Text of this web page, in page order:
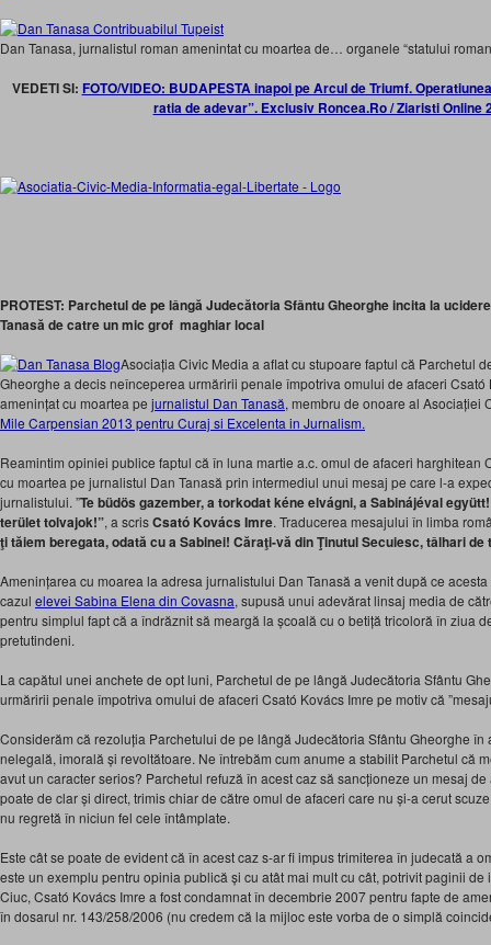
Dan Tanasa, jurnalistul roman amenintat cu moartea de… organele “statului
VEDETI SI: FOTO/VIDEO: BUDAPESTA inapoi pe Arcul de Triumf.
ratia de adevar”. Exclusiv Roncea.Ro / Ziaristi Online
PROTEST: Parchetul de pe lângă Judecătoria Sfântu Gheorghe incita la
Tanasă de catre un mic grof maghiar local
Asociația Civic Media a aflat cu stupoare faptul că Parchetul
Gheorghe a decis neînceperea urmăririi penale împotriva omului de afaceri Csató
amenințat cu moartea pe jurnalistul Dan Tanasă, membru de onoare al Asociației
Mile Carpensian 2013 pentru Curaj si Excelenta in Jurnalism.
Reamintim opiniei publice faptul că în luna martie a.c. omul de afaceri harghitean
cu moartea pe jurnalistul Dan Tanasă prin intermediul unui mesaj pe care l-a
jurnalistului. ”Te büdös gazember, a torkodat kéne elvágni, a Sabinájéval
terület tolvajok!”, a scrisCsató Kovács Imre. Traducerea mesajului în limba
ţi tăiem beregata, odată cu a Sabinei! Căraţi-vă din Ţinutul Secuiesc, tâlhari de
Amenințarea cu moarea la adresa jurnalistului Dan Tanasă a venit după ce
cazul elevei Sabina Elena din Covasna, supusă unui adevărat linsaj media de
pentru simplul fapt că a îndrăznit să meargă la școală cu o betiță tricoloră în ziua
pretutindeni.
La capătul unei anchete de opt luni, Parchetul de pe lângă Judecătoria Sfântu
urmăririi penale împotriva omului de afaceri Csató Kovács Imre pe motiv că
Considerăm că rezoluția Parchetului de pe lângă Judecătoria Sfântu Gheorghe în
nelegală, imorală și revoltătoare. Ne întrebăm cum anume a stabilit Parchetul că
avut un caracter serios? Parchetul refuză în acest caz să sancționeze un mesaj
poate de clar și direct, trimis chiar de către omul de afaceri care nu și-a cerut
nu regretă în niciun fel cele întâmplate.
Este cât se poate de evident că în acest caz s-ar fi impus trimiterea în judecată a
este un exemplu pentru opinia publică și cu atât mai mult cu cât, potrivit paginii
Ciuc, Csató Kovács Imre a fost condamnat în decembrie 2007 pentru fapte de
în dosarul nr. 143/258/2006 (nu credem că la mijloc este vorba de o simplă